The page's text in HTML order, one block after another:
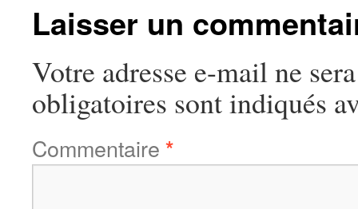
Laisser un
Votre adresse e-mail ne
obligatoires sont indiqués
Commentaire *